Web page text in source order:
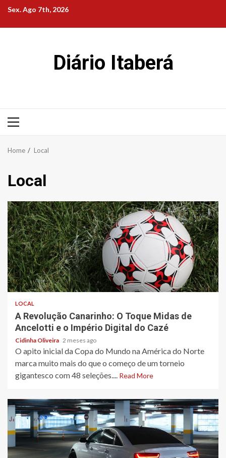
Skip
content
Sex. Ago 7th, 2026
Diário Itaberá
Primary
Home Local
Local
4 min read
LOCAL
A Revolução Canarinho: O Toque Midas de
Ancelotti e o Império Digital do Cazé
Cidinha Oliveira 2 meses ago
O apito inicial da Copa do Mundo na América do Norte
marca muito mais do que o começo de um torneio
gigantesco com 48 seleções.... Read More